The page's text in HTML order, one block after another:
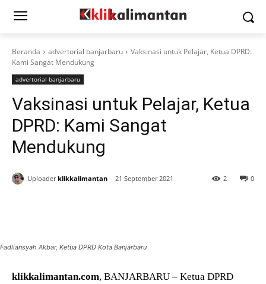
Beranda advertorial banjarbaru
Vaksinasi untuk Pelajar, Ketua DPRD:
Kami Sangat Mendukung
advertorial banjarbaru
Vaksinasi untuk Pelajar, Ketua
DPRD: Kami Sangat
Mendukung
Uploader klikkalimantan 21 September 2021 0
2
Fadliansyah Akbar, Ketua DPRD Kota Banjarbaru
klikkalimantan.com, BANJARBARU – Ketua DPRD